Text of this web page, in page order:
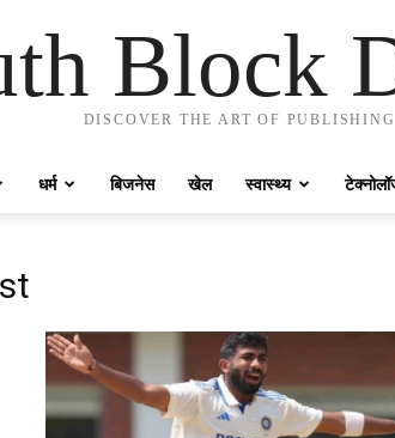
Block
DISCOVER THE ART OF PUBLISHING
धर्म बिजनेस खेल स्वास्थ्य